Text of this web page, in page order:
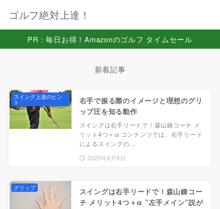
ゴルフ絶対上達！
PR：毎日お得！Amazonのゴルフ タイムセール
新着記事
右手で振る際のイメージと理想のグリ
ップ圧を知る動作
スイングは右手リードで！森山錬コーチ メ
リット4つ＋α コンテンツでは、右手リード
によるスイングの…
2025年8月9日
スイング上達のヒン
ト
スイングは右手リードで！森山錬コー
チ メリット4つ＋α ”左手メイン”説が
グリップ